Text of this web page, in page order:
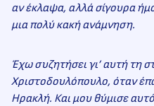
αν έκλαψα, αλλά σίγουρα
μια πολύ κακή ανάμνηση.
Έχω συζητήσει γι’ αυτή τη
Χριστοδουλόπουλο, όταν
Ηρακλή. Και μου θύμισε αυτό